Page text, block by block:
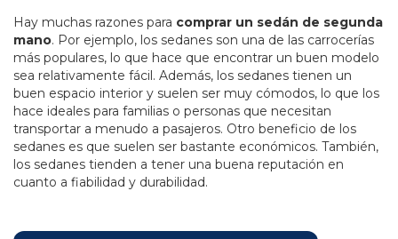
Hay muchas razones para comprar un sedán de segunda
mano. Por ejemplo, los sedanes son una de las carrocerías
más populares, lo que hace que encontrar un buen modelo
sea relativamente fácil. Además, los sedanes tienen un
buen espacio interior y suelen ser muy cómodos, lo que los
hace ideales para familias o personas que necesitan
transportar a menudo a pasajeros. Otro beneficio de los
sedanes es que suelen ser bastante económicos. También,
los sedanes tienden a tener una buena reputación en
cuanto a fiabilidad y durabilidad.